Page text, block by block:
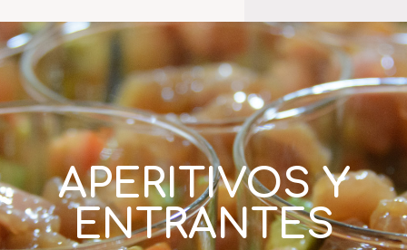
APERITIVOS Y
ENTRANTES